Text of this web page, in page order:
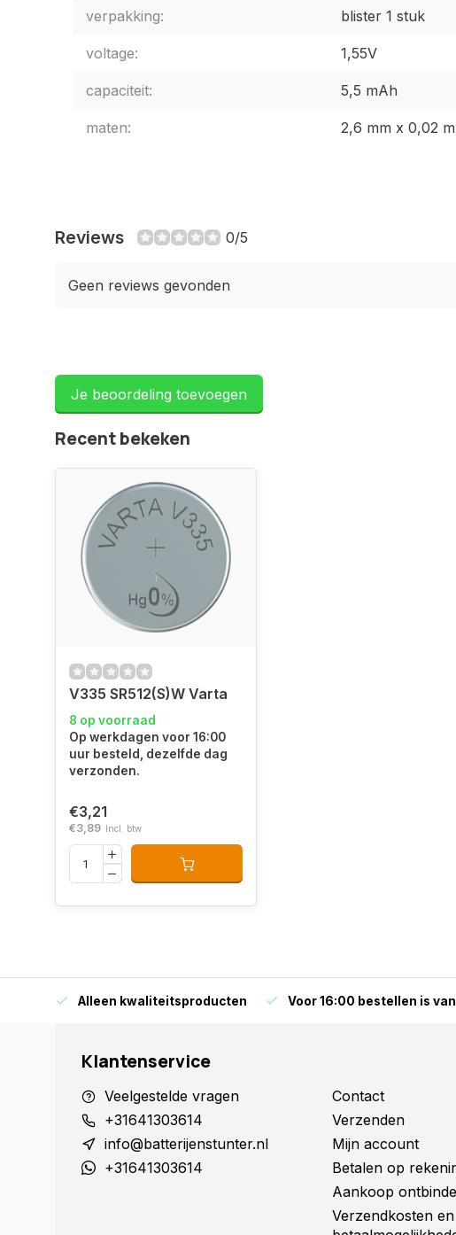
verpakking: blister 1 stuk
voltage: 1,55V
capaciteit: 5,5 mAh
maten: 2,6 mm x 0,02
Reviews 0/5
Geen reviews gevonden
Je beoordeling toevoegen
Recent bekeken
V335 SR512(S)W Varta
8 op voorraad
Op werkdagen voor 16:00
uur besteld, dezelfde dag
verzonden.
€3,21
€3,89 Incl. btw
Alleen kwaliteitsproducten Voor 16:00 bestellen is
Klantenservice
Veelgestelde vragen
+31641303614
info@batterijenstunter.nl
+31641303614
Contact
Verzenden
Mijn account
Betalen op
Aankoop
Verzendkosten en